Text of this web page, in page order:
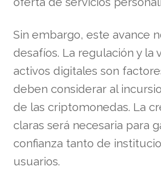
Sin embargo, este avance
desafíos. La regulación y la
activos digitales son
deben considerar al
de las criptomonedas. La
claras será necesaria para
confianza tanto de
usuarios.